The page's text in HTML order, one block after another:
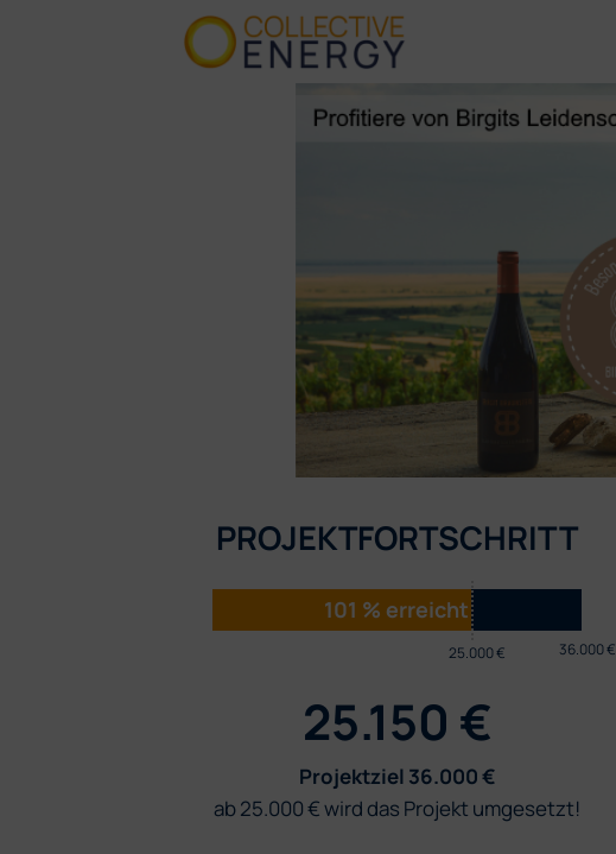
PROJEKTFORTSCHRITT
101 % erreicht
36.000 €
25.000 €
25.150 €
Projektziel 36.000 €
ab 25.000 € wird das Projekt umgesetzt!